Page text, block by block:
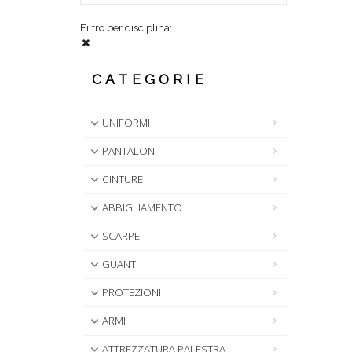
Filtro per disciplina:
CATEGORIE
UNIFORMI
PANTALONI
CINTURE
ABBIGLIAMENTO
SCARPE
GUANTI
PROTEZIONI
ARMI
ATTREZZATURA PALESTRA